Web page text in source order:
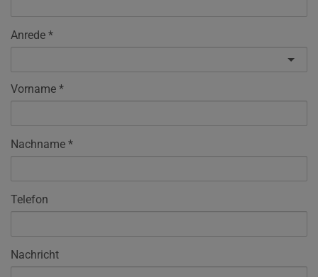
Anrede
Vorname
Nachname
Telefon
Nachricht